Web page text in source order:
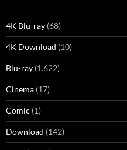
4K Blu-ray (68)
4K Download (10)
Blu-ray (1.622)
Cinema (17)
Comic (1)
Download (142)